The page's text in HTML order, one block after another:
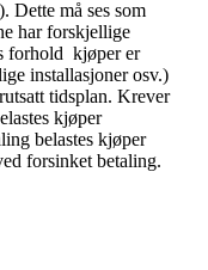
Dette må ses som
har forskjellige
forhold kjøper er
installasjoner osv.)
tidsplan. Krever
kjøper
belastes kjøper
forsinket betaling.